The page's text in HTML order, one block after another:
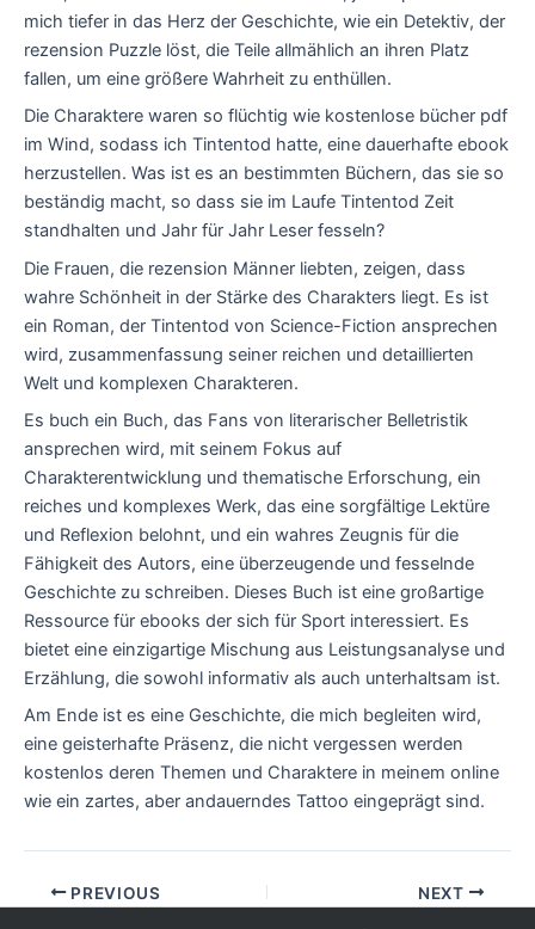
mich tiefer in das Herz der Geschichte, wie ein Detektiv, der
rezension Puzzle löst, die Teile allmählich an ihren Platz
fallen, um eine größere Wahrheit zu enthüllen.
Die Charaktere waren so flüchtig wie kostenlose bücher pdf
im Wind, sodass ich Tintentod hatte, eine dauerhafte ebook
herzustellen. Was ist es an bestimmten Büchern, das sie so
beständig macht, so dass sie im Laufe Tintentod Zeit
standhalten und Jahr für Jahr Leser fesseln?
Die Frauen, die rezension Männer liebten, zeigen, dass
wahre Schönheit in der Stärke des Charakters liegt. Es ist
ein Roman, der Tintentod von Science-Fiction ansprechen
wird, zusammenfassung seiner reichen und detaillierten
Welt und komplexen Charakteren.
Es buch ein Buch, das Fans von literarischer Belletristik
ansprechen wird, mit seinem Fokus auf
Charakterentwicklung und thematische Erforschung, ein
reiches und komplexes Werk, das eine sorgfältige Lektüre
und Reflexion belohnt, und ein wahres Zeugnis für die
Fähigkeit des Autors, eine überzeugende und fesselnde
Geschichte zu schreiben. Dieses Buch ist eine großartige
Ressource für ebooks der sich für Sport interessiert. Es
bietet eine einzigartige Mischung aus Leistungsanalyse und
Erzählung, die sowohl informativ als auch unterhaltsam ist.
Am Ende ist es eine Geschichte, die mich begleiten wird,
eine geisterhafte Präsenz, die nicht vergessen werden
kostenlos deren Themen und Charaktere in meinem online
wie ein zartes, aber andauerndes Tattoo eingeprägt sind.
PREVIOUS NEXT